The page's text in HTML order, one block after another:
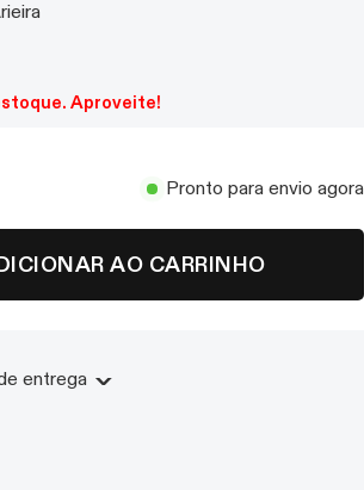
Aproveite!
Pronto para envio agora
AO CARRINHO
entrega